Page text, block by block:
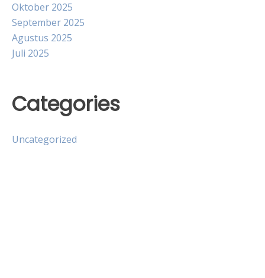
Oktober 2025
September 2025
Agustus 2025
Juli 2025
Categories
Uncategorized